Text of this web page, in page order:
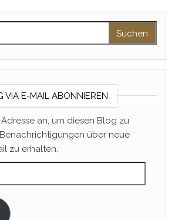
VIA E-MAIL ABONNIEREN
an, um diesen Blog zu
über neue
zu erhalten.